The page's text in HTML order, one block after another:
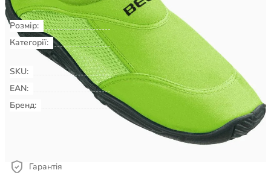
Розмір:
38
Категорії:
Плавання & Аквафітнес
для басейну, пляжу, серфінгу
SKU:
00009584
EAN:
Бренд:
BECO
Детальніше про товар
Гарантія